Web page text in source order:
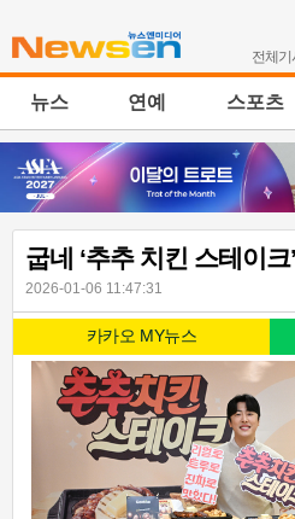
전체기
뉴스 연예 스포츠
굽네 ‘추추 치킨 스테이
2026-01-06 11:47:31
카카오 MY뉴스